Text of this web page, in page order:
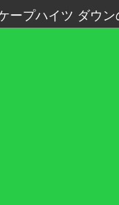
ープハイツ ダウン